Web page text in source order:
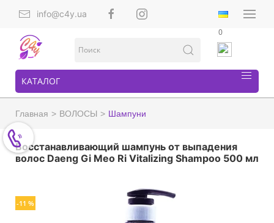
info@c4y.ua
0
КАТАЛОГ
Главная ВОЛОСЫ Шампуни
Восстанавливающий шампунь от выпадения
волос Daeng Gi Meo Ri Vitalizing Shampoo 500 мл
-11 %